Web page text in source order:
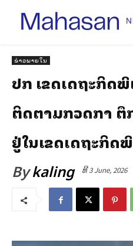
ຂ່າວພາຍໃນ
ປກສ ເຂດເສດຖະກິດ
ຕິດຕາມກວດກາ
ຢູ່ໃນເຂດເສດຖະກິດ
Bykaling ທີ 3 June, 2026